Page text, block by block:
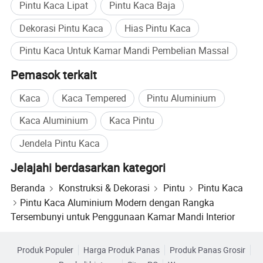
Pintu Kaca Lipat
Pintu Kaca Baja
Dekorasi Pintu Kaca
Hias Pintu Kaca
Pintu Kaca Untuk Kamar Mandi Pembelian Massal
Pemasok terkait
Kaca Kaca Tempered
Pintu Aluminium
Kaca Aluminium
Kaca Pintu
Jendela Pintu Kaca
Jelajahi berdasarkan kategori
Beranda Konstruksi & Dekorasi Pintu
Pintu Kaca
Pintu Kaca Aluminium Modern dengan Rangka
Tersembunyi untuk Penggunaan Kamar Mandi Interior
Produk Populer Harga Produk Panas
Produk Panas Grosir